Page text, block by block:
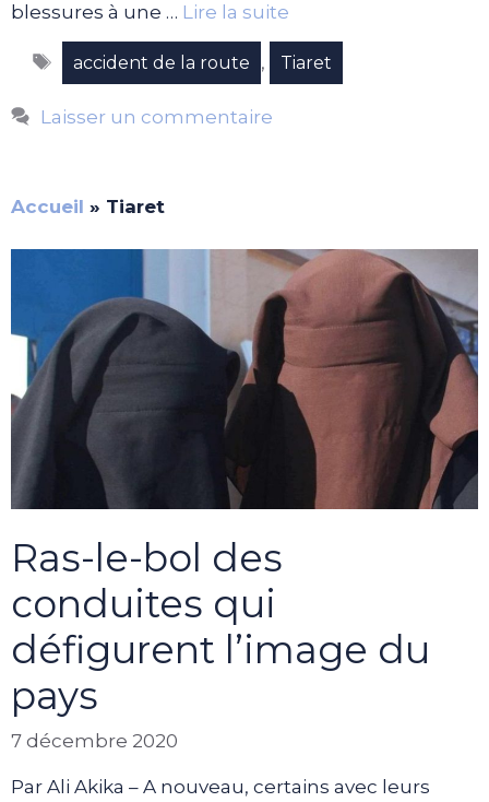
blessures à une … Lire la suite
Étiquettes
accident de la route , Tiaret
Laisser un commentaire
Accueil » Tiaret
Ras-le-bol des
conduites qui
défigurent l’image du
pays
7 décembre 2020
Par Ali Akika – A nouveau, certains avec leurs